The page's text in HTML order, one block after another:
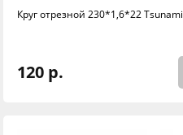
Круг отрезной 230*1,6*22 Tsunami
120 р.